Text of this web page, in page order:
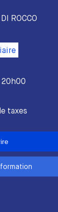
ROCCO
20h00
taxes